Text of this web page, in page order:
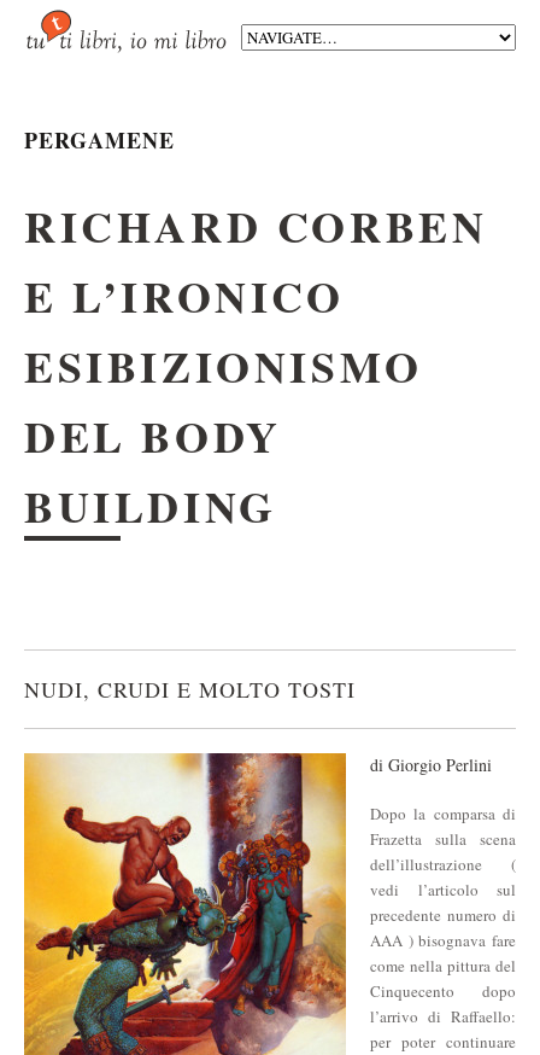
PERGAMENE
RICHARD CORBEN
E L’IRONICO
ESIBIZIONISMO
DEL BODY
BUILDING
NUDI, CRUDI E MOLTO TOSTI
di Giorgio Perlini
Dopo la comparsa di
Frazetta sulla scena
dell’illustrazione (
vedi l’articolo sul
precedente numero di
AAA ) bisognava fare
come nella pittura del
Cinquecento dopo
l’arrivo di Raffaello:
per poter continuare